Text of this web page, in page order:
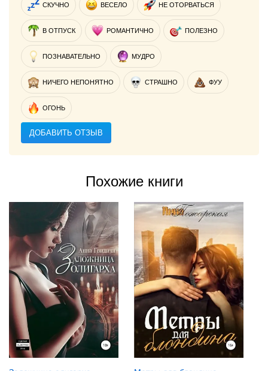
СКУЧНО ВЕСЕЛО НЕ ОТОРВАТЬСЯ
В ОТПУСК РОМАНТИЧНО ПОЛЕЗНО
ПОЗНАВАТЕЛЬНО МУДРО
НИЧЕГО НЕПОНЯТНО СТРАШНО ФУУ
ОГОНЬ
ДОБАВИТЬ ОТЗЫВ
Похожие книги